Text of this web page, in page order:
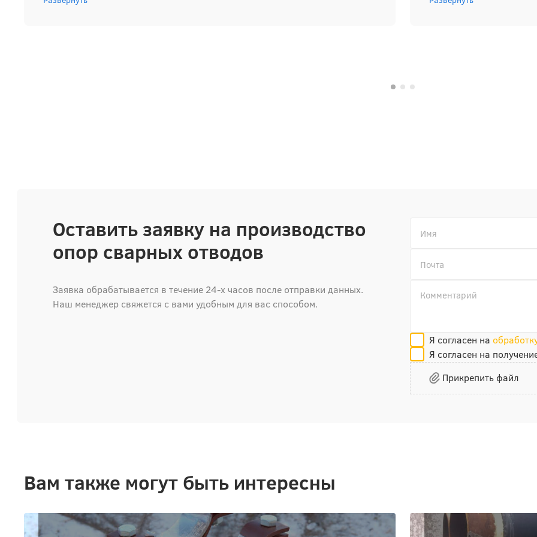
без проволочек.
положительные, и в
Оставить заявку на производство
опор сварных отводов
Заявка обрабатывается в течение 24-х часов после отправки данных.
Наш менеджер свяжется с вами удобным для вас способом.
Я согласен на
Я согласен на
Прикрепить файл
Вам также могут быть интересны